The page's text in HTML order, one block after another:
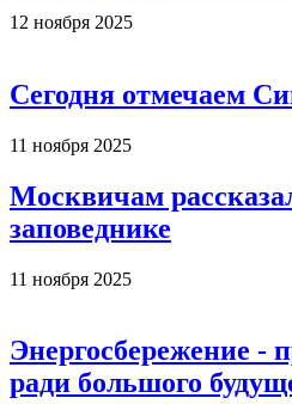
12 ноября 2025
Сегодня отмечаем
11 ноября 2025
Москвичам
заповеднике
11 ноября 2025
Энергосбережение -
ради большого